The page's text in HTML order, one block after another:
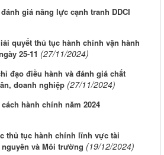
giá năng lực cạnh tranh DDCI
quyết thủ tục hành chính vận hành
25-11 (27/11/2024)
đạo điều hành và đánh giá chất
doanh nghiệp (27/11/2024)
hành chính năm 2024
thủ tục hành chính lĩnh vực tài
và Môi trường (19/12/2024)